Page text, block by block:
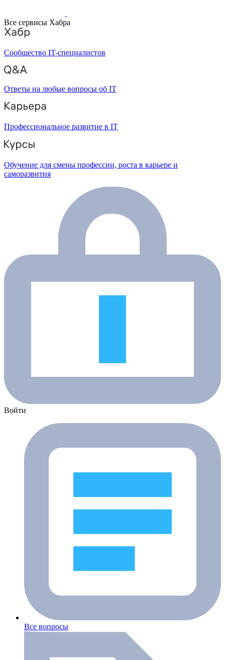
Все сервисы Хабра
Сообщество IT-специалистов
Ответы на любые вопросы об IT
Профессиональное развитие в IT
Обучение для смены профессии, роста в карьере и
саморазвития
Войти
Все вопросы